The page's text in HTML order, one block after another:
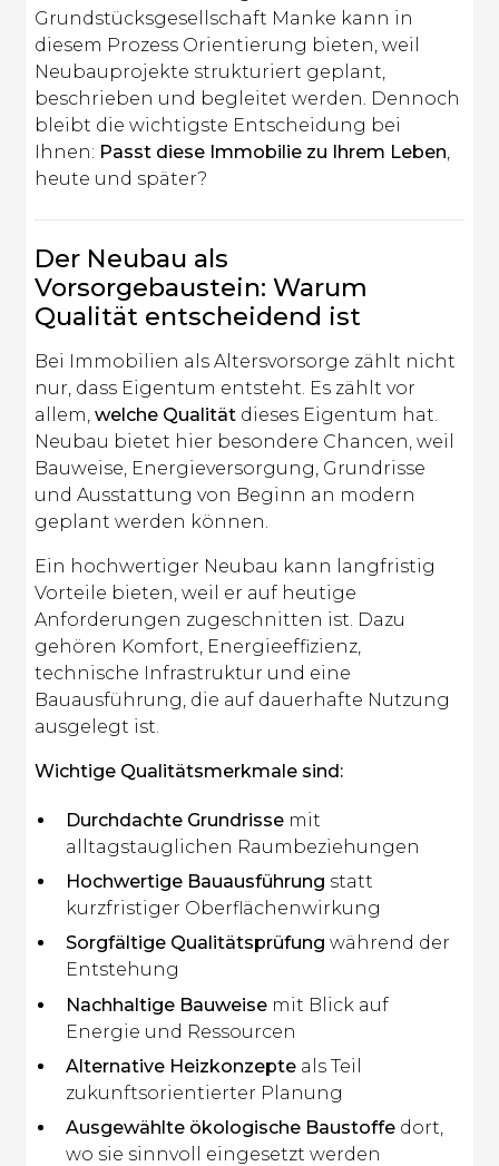
Grundstücksgesellschaft Manke kann in
diesem Prozess Orientierung bieten, weil
Neubauprojekte strukturiert geplant,
beschrieben und begleitet werden. Dennoch
bleibt die wichtigste Entscheidung bei
Ihnen: Passt diese Immobilie zu Ihrem Leben,
heute und später?
Der Neubau als
Vorsorgebaustein: Warum
Qualität entscheidend ist
Bei Immobilien als Altersvorsorge zählt nicht
nur, dass Eigentum entsteht. Es zählt vor
allem,welche Qualität dieses Eigentum hat.
Neubau bietet hier besondere Chancen, weil
Bauweise, Energieversorgung, Grundrisse
und Ausstattung von Beginn an modern
geplant werden können.
Ein hochwertiger Neubau kann langfristig
Vorteile bieten, weil er auf heutige
Anforderungen zugeschnitten ist. Dazu
gehören Komfort, Energieeffizienz,
technische Infrastruktur und eine
Bauausführung, die auf dauerhafte Nutzung
ausgelegt ist.
Wichtige Qualitätsmerkmale sind:
Durchdachte Grundrisse mit
alltagstauglichen Raumbeziehungen
Hochwertige Bauausführung statt
kurzfristiger Oberflächenwirkung
Sorgfältige Qualitätsprüfung während der
Entstehung
Nachhaltige Bauweise mit Blick auf
Energie und Ressourcen
Alternative Heizkonzepte als Teil
zukunftsorientierter Planung
Ausgewählte ökologische Baustoffe dort,
wo sie sinnvoll eingesetzt werden